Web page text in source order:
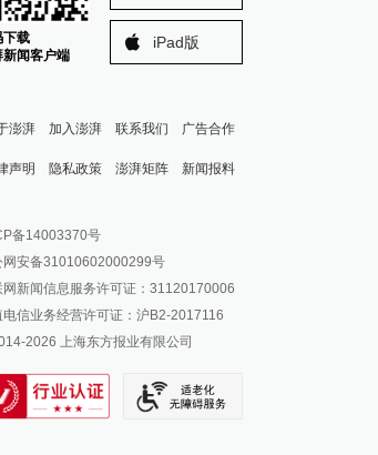
下载
新闻客户端
iPad版
澎湃 加入澎湃 联系我们 广告合作
声明 隐私政策 澎湃矩阵
澎湃新闻公众号
澎湃新闻抖音号
派生万物开放平台
IP SHANGHAI
SIXTH TONE
新闻报料
料邮箱: news@thepaper.cn
备14003370号
网安备31010602000299号
网新闻信息服务许可证：31120170006
电信业务经营许可证：沪B2-2017116
2026 上海东方报业有限公司